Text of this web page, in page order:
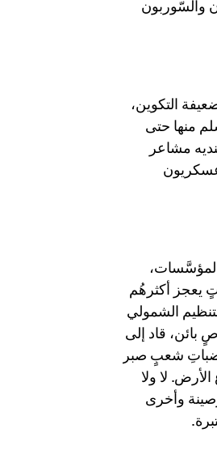
والسّوربون
التكوين،
منها حتى
مشاعر
يعجز أكثرهُم
الشمولي
بائن، قاد إلى
غضباتِ شعبٍ صبر
لا ولا
وأخرى